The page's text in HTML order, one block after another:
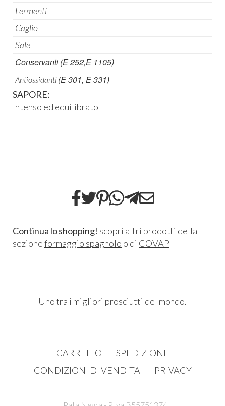
Fermenti
Caglio
Sale
Conservanti (E 252,E 1105)
Antiossidanti (E 301, E 331)
SAPORE:
Intenso ed equilibrato
Continua lo shopping! scopri altri prodotti della
sezioneformaggio spagnolo o di COVAP
Uno tra i migliori prosciutti del mondo.
CARRELLO
SPEDIZIONE
CONDIZIONI DI VENDITA
PRIVACY